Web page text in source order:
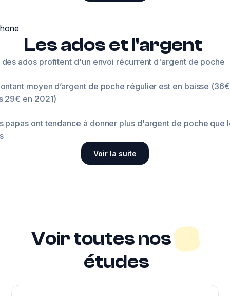
Les ados et l'argent
des ados profitent d'un envoi récurrent d'argent de poche
moyen d’argent de poche régulier est en baisse
29€ en 2021)
papas ont tendance à donner plus d'argent de poche que
Voir la suite
Voir toutes nos
études